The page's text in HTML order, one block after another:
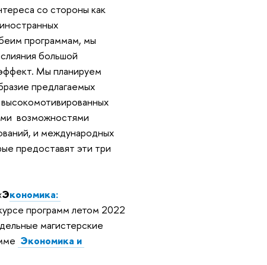
со стороны как
программам, мы
большой
Мы планируем
предлагаемых
возможностями
и международных
предоставят эти три
Экономика:
программ летом 2022
магистерские
Экономика и